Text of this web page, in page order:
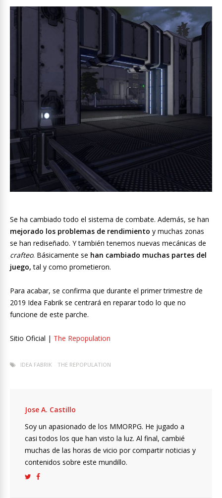
Se ha cambiado todo el sistema de combate. Además, se han
mejorado los problemas de rendimiento y muchas zonas
se han rediseñado. Y también tenemos nuevas mecánicas de
crafteo. Básicamente se han cambiado muchas partes del
juego, tal y como prometieron.
Para acabar, se confirma que durante el primer trimestre de
2019 Idea Fabrik se centrará en reparar todo lo que no
funcione de este parche.
Sitio Oficial | The Repopulation
IDEA FABRIK THE REPOPULATION
Jose A. Castillo
Soy un apasionado de los MMORPG. He jugado a
casi todos los que han visto la luz. Al final, cambié
muchas de las horas de vicio por compartir noticias y
contenidos sobre este mundillo.